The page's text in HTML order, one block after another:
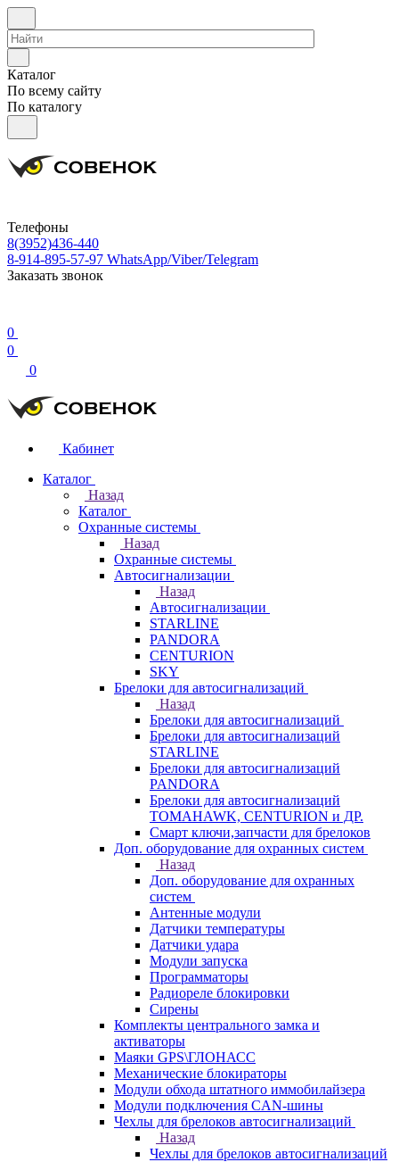
Каталог
По всему сайту
По каталогу
Телефоны
8(3952)436-440
8-914-895-57-97 WhatsApp/Viber/Telegram
Заказать звонок
0
0
0
Кабинет
Каталог
Назад
Каталог
Охранные системы
Назад
Охранные системы
Автосигнализации
Назад
Автосигнализации
STARLINE
PANDORA
CENTURION
SKY
Брелоки для автосигнализаций
Назад
Брелоки для автосигнализаций
Брелоки для автосигнализаций
STARLINE
Брелоки для автосигнализаций
PANDORA
Брелоки для автосигнализаций
TOMAHAWK, CENTURION и ДР.
Смарт ключи,запчасти для брелоков
Доп. оборудование для охранных систем
Назад
Доп. оборудование для охранных
систем
Антенные модули
Датчики температуры
Датчики удара
Модули запуска
Программаторы
Радиореле блокировки
Сирены
Комплекты центрального замка и
активаторы
Маяки GPS\ГЛОНАСС
Механические блокираторы
Модули обхода штатного иммобилайзера
Модули подключения CAN-шины
Чехлы для брелоков автосигнализаций
Назад
Чехлы для брелоков автосигнализаций